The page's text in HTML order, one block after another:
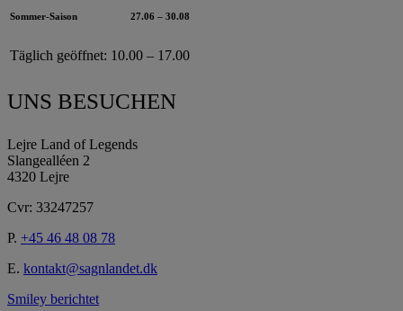
Sommer-Saison 27.06 – 30.08
Täglich geöffnet: 10.00 – 17.00
UNS BESUCHEN
Lejre Land of Legends
Slangealléen 2
4320 Lejre
Cvr: 33247257
P. +45 46 48 08 78
E. kontakt@sagnlandet.dk
Smiley berichtet